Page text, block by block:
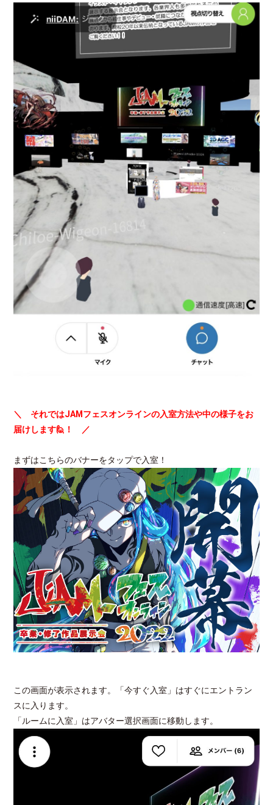
＼ それではJAMフェスオンラインの入室方法や中の様子をお
届けします🙋！ ／
まずはこちらのバナーをタップで入室！
この画面が表示されます。「今すぐ入室」はすぐにエントラン
スに入ります。
「ルームに入室」はアバター選択画面に移動します。